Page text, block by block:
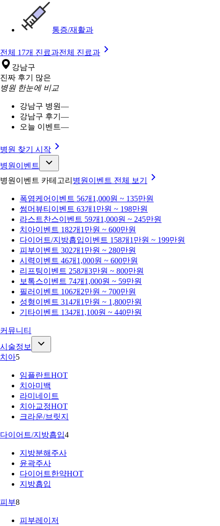
통증/재활과
전체 17개 진료과전체 진료과
강남구
진짜 후기 많은
병원 한눈에 비교
강남구 병원—
강남구 후기 —
오늘 이벤트—
병원 찾기 시작
병원이벤트
병원이벤트 카테고리 병원이벤트 전체 보기
폭염케어 이벤트 56개 1,000원 ~ 135만원
썸머뷰티 이벤트 63개 1만원 ~ 198만원
라스트찬스이벤트 59개 1,000원 ~ 245만원
치아이벤트 182개 1만원 ~ 600만원
다이어트/지방흡입이벤트 158개 1만원 ~ 199만원
피부이벤트 302개 1만원 ~ 280만원
시력이벤트 46개 1,000원 ~ 600만원
리프팅이벤트 258개3만원 ~ 800만원
보톡스이벤트 74개 1,000원 ~ 59만원
필러 이벤트 106개 2만원 ~ 700만원
성형이벤트 314개 1만원 ~ 1,800만원
기타이벤트 134개 1,100원 ~ 440만원
커뮤니티
시술정보
치아5
임플란트HOT
치아미백
라미네이트
치아교정HOT
크라운/브릿지
다이어트/지방흡입4
지방분해주사
윤곽주사
다이어트한약HOT
지방흡입
피부8
피부레이저